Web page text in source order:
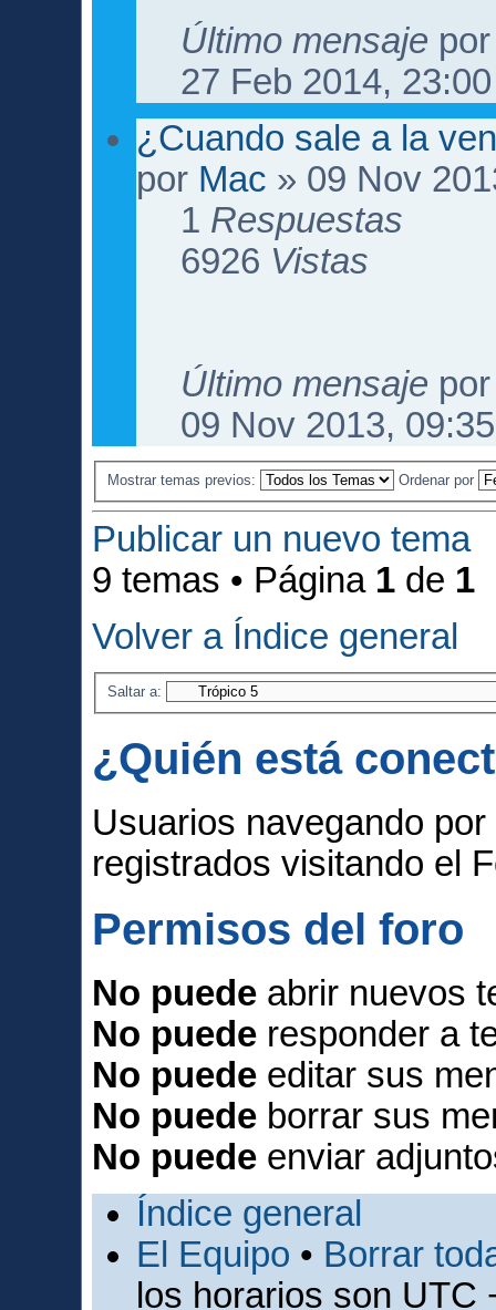
Último mensaje
27 Feb 2014, 23:00
¿Cuando sale a la
por Mac » 09 Nov
1 Respuestas
6926 Vistas
Último mensaje
09 Nov 2013, 09:35
Mostrar temas previos: Ordenar por
Publicar un nuevo tema
9 temas • Página 1 de 1
Volver a Índice general
Saltar a:
¿Quién está
Usuarios navegando
registrados visitando el
Permisos del foro
No puede abrir nuevos
No puede responder a
No puede editar sus
No puede borrar sus
No puede enviar
Índice general
El Equipo • Borrar
los horarios son UTC